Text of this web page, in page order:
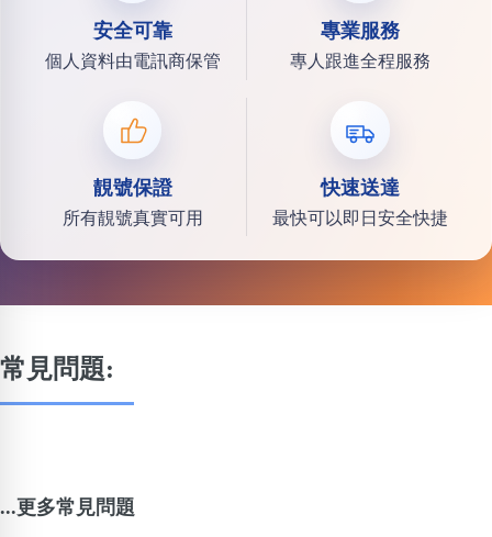
安全可靠
個人資料由電訊商保管
專業服務
專人跟進全程服務
靚號保證
所有靚號真實可用
快速送達
最快可以即日安全快捷
常見問題:
...更多常見問題